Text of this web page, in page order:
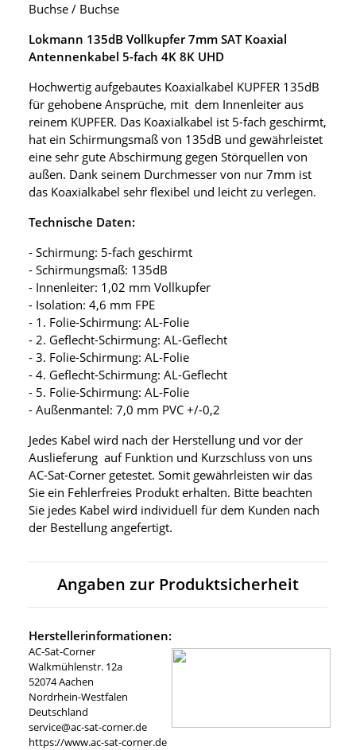
Buchse / Buchse
Lokmann 135dB Vollkupfer 7mm SAT Koaxial
Antennenkabel 5-fach 4K 8K UHD
Hochwertig aufgebautes Koaxialkabel KUPFER 135dB
für gehobene Ansprüche, mit dem Innenleiter aus
reinem KUPFER. Das Koaxialkabel ist 5-fach geschirmt,
hat ein Schirmungsmaß von 135dB und gewährleistet
eine sehr gute Abschirmung gegen Störquellen von
außen. Dank seinem Durchmesser von nur 7mm ist
das Koaxialkabel sehr flexibel und leicht zu verlegen.
Technische Daten:
- Schirmung: 5-fach geschirmt
- Schirmungsmaß: 135dB
- Innenleiter: 1,02 mm Vollkupfer
- Isolation: 4,6 mm FPE
- 1. Folie-Schirmung: AL-Folie
- 2. Geflecht-Schirmung: AL-Geflecht
- 3. Folie-Schirmung: AL-Folie
- 4. Geflecht-Schirmung: AL-Geflecht
- 5. Folie-Schirmung: AL-Folie
- Außenmantel: 7,0 mm PVC +/-0,2
Jedes Kabel wird nach der Herstellung und vor der
Auslieferung auf Funktion und Kurzschluss von uns
AC-Sat-Corner getestet. Somit gewährleisten wir das
Sie ein Fehlerfreies Produkt erhalten. Bitte beachten
Sie jedes Kabel wird individuell für dem Kunden nach
der Bestellung angefertigt.
Angaben zur Produktsicherheit
Herstellerinformationen:
AC-Sat-Corner
Walkmühlenstr. 12a
52074 Aachen
Nordrhein-Westfalen
Deutschland
service@ac-sat-corner.de
https://www.ac-sat-corner.de